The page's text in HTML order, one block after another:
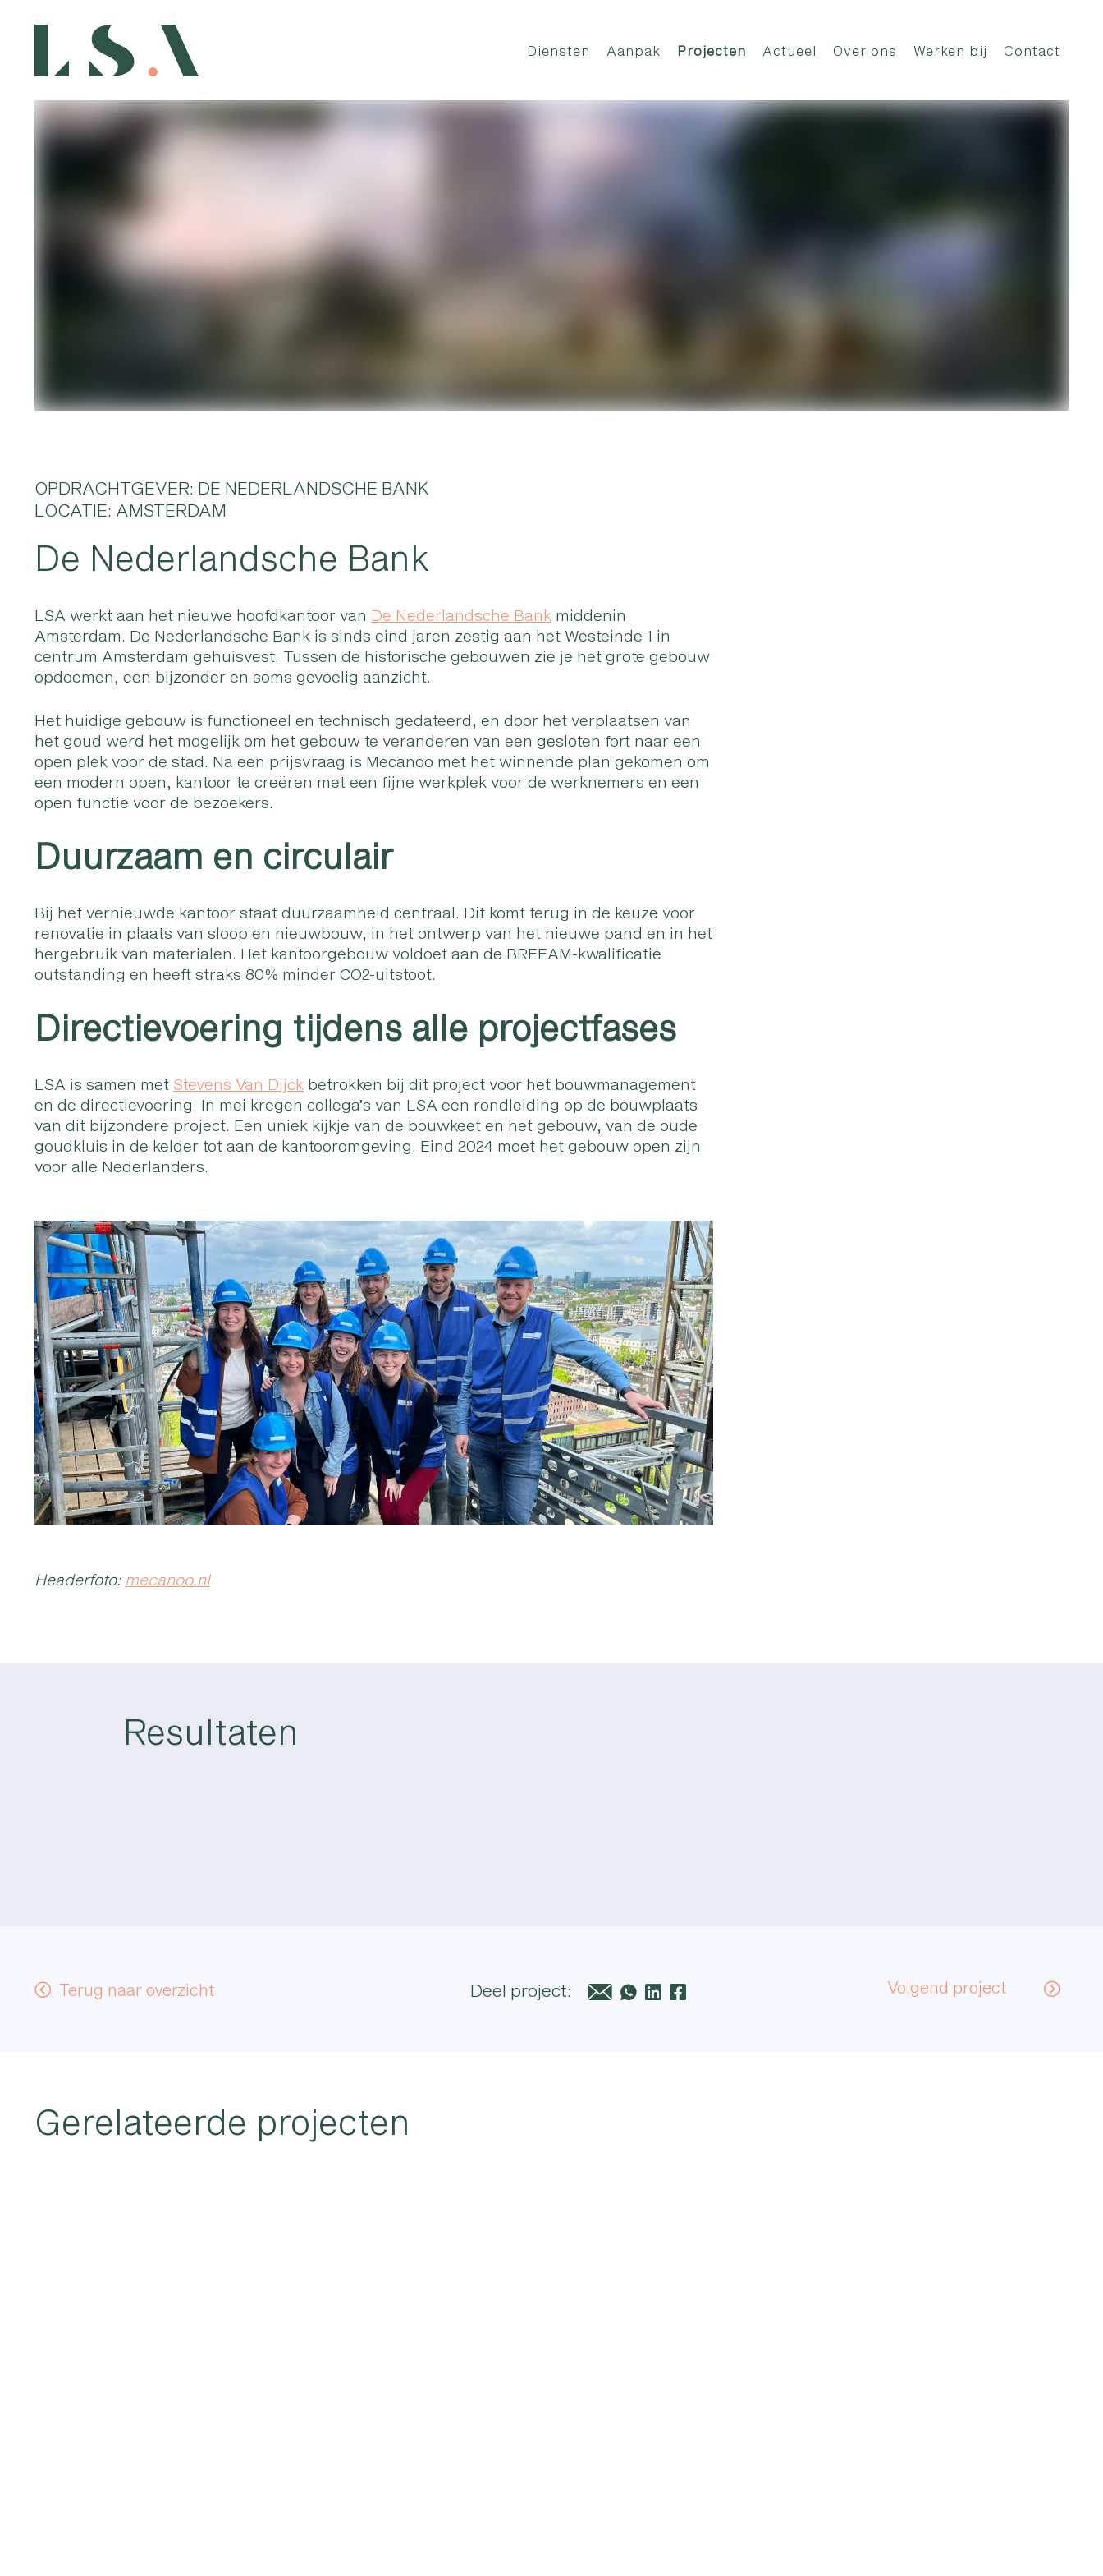
Diensten Aanpak Projecten Actueel Over ons Werken bij Contact
OPDRACHTGEVER: DE NEDERLANDSCHE BANK
LOCATIE: AMSTERDAM
De Nederlandsche Bank
LSA werkt aan het nieuwe hoofdkantoor van De Nederlandsche Bank middenin
Amsterdam. De Nederlandsche Bank is sinds eind jaren zestig aan het Westeinde 1 in
centrum Amsterdam gehuisvest. Tussen de historische gebouwen zie je het grote gebouw
opdoemen, een bijzonder en soms gevoelig aanzicht.
Het huidige gebouw is functioneel en technisch gedateerd, en door het verplaatsen van
het goud werd het mogelijk om het gebouw te veranderen van een gesloten fort naar een
open plek voor de stad. Na een prijsvraag is Mecanoo met het winnende plan gekomen om
een modern open, kantoor te creëren met een fijne werkplek voor de werknemers en een
open functie voor de bezoekers.
Duurzaam en circulair
Bij het vernieuwde kantoor staat duurzaamheid centraal. Dit komt terug in de keuze voor
renovatie in plaats van sloop en nieuwbouw, in het ontwerp van het nieuwe pand en in het
hergebruik van materialen. Het kantoorgebouw voldoet aan de BREEAM-kwalificatie
outstanding en heeft straks 80% minder CO2-uitstoot.
Directievoering tijdens alle projectfases
LSA is samen met Stevens Van Dijck betrokken bij dit project voor het bouwmanagement
en de directievoering. In mei kregen collega’s van LSA een rondleiding op de bouwplaats
van dit bijzondere project. Een uniek kijkje van de bouwkeet en het gebouw, van de oude
goudkluis in de kelder tot aan de kantooromgeving. Eind 2024 moet het gebouw open zijn
voor alle Nederlanders.
Headerfoto: mecanoo.nl
Resultaten
Deel project:
Terug naar overzicht Volgend project
Gerelateerde projecten